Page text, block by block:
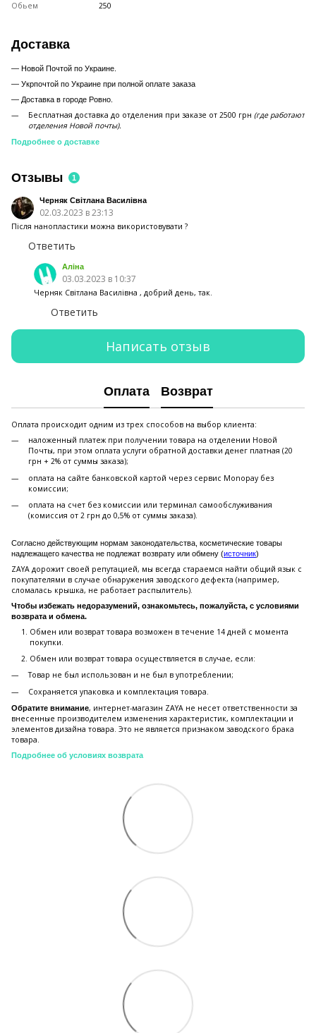
Обьем
250
Доставка
— Новой Почтой по Украине.
— Укрпочтой по Украине при полной оплате заказа
— Доставка в городе Ровно.
Бесплатная доставка до отделения при заказе от 2500 грн (где работают
отделения Новой почты).
Подробнее о доставке
Отзывы 1
Черняк Світлана Василівна
02.03.2023 в 23:13
Після нанопластики можна використовувати ?
Ответить
Аліна
03.03.2023 в 10:37
Черняк Світлана Василівна , добрий день, так.
Ответить
Написать отзыв
Оплата Возврат
Оплата происходит одним из трех способов на выбор клиента:
наложенный платеж при получении товара на отделении Новой
Почты, при этом оплата услуги обратной доставки денег платная (20
грн + 2% от суммы заказа);
оплата на сайте банковской картой через сервис Monopay без
комиссии;
оплата на счет без комиссии или терминал самообслуживания
(комиссия от 2 грн до 0,5% от суммы заказа).
Согласно действующим нормам законодательства, косметические товары
надлежащего качества не подлежат возврату или обмену (источник)
ZAYA дорожит своей репутацией, мы всегда стараемся найти общий язык с
покупателями в случае обнаружения заводского дефекта (например,
сломалась крышка, не работает распылитель).
Чтобы избежать недоразумений, ознакомьтесь, пожалуйста, с условиями
возврата и обмена.
Обмен или возврат товара возможен в течение 14 дней с момента
покупки.
Обмен или возврат товара осуществляется в случае, если:
Товар не был использован и не был в употреблении;
Сохраняется упаковка и комплектация товара.
Обратите внимание, интернет-магазин ZAYA не несет ответственности за
внесенные производителем изменения характеристик, комплектации и
элементов дизайна товара. Это не является признаком заводского брака
товара.
Подробнее об условиях возврата